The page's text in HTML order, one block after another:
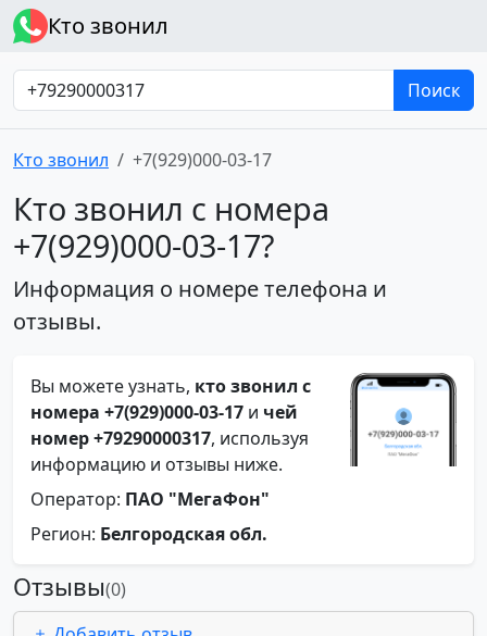
Кто звонил
Поиск
Кто звонил +7(929)000-03-17
Кто звонил с номера
+7(929)000-03-17?
Информация о номере телефона и
отзывы.
Вы можете узнать, кто звонил с
номера +7(929)000-03-17 и чей
номер +79290000317, используя
информацию и отзывы ниже.
Оператор: ПАО "МегаФон"
Регион: Белгородская обл.
Отзывы(0)